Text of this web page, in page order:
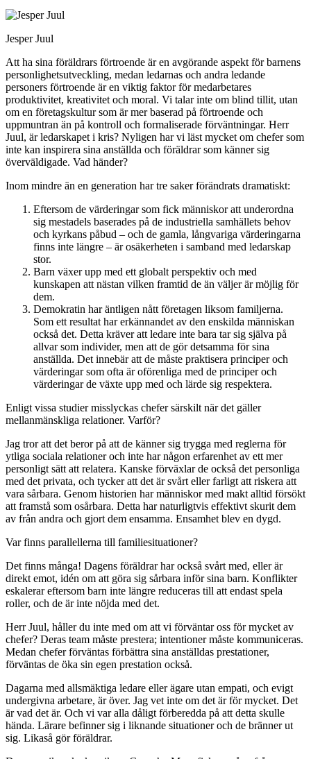
Jesper Juul
Att ha sina föräldrars förtroende är en avgörande aspekt för barnens
personlighetsutveckling, medan ledarnas och andra ledande
personers förtroende är en viktig faktor för medarbetares
produktivitet, kreativitet och moral. Vi talar inte om blind tillit, utan
om en företagskultur som är mer baserad på förtroende och
uppmuntran än på kontroll och formaliserade förväntningar. Herr
Juul, är ledarskapet i kris? Nyligen har vi läst mycket om chefer som
inte kan inspirera sina anställda och föräldrar som känner sig
överväldigade. Vad händer?
Inom mindre än en generation har tre saker förändrats dramatiskt:
Eftersom de värderingar som fick människor att underordna
sig mestadels baserades på de industriella samhällets behov
och kyrkans påbud – och de gamla, långvariga värderingarna
finns inte längre – är osäkerheten i samband med ledarskap
stor.
Barn växer upp med ett globalt perspektiv och med
kunskapen att nästan vilken framtid de än väljer är möjlig för
dem.
Demokratin har äntligen nått företagen liksom familjerna.
Som ett resultat har erkännandet av den enskilda människan
också det. Detta kräver att ledare inte bara tar sig själva på
allvar som individer, men att de gör detsamma för sina
anställda. Det innebär att de måste praktisera principer och
värderingar som ofta är oförenliga med de principer och
värderingar de växte upp med och lärde sig respektera.
Enligt vissa studier misslyckas chefer särskilt när det gäller
mellanmänskliga relationer. Varför?
Jag tror att det beror på att de känner sig trygga med reglerna för
ytliga sociala relationer och inte har någon erfarenhet av ett mer
personligt sätt att relatera. Kanske förväxlar de också det personliga
med det privata, och tycker att det är svårt eller farligt att riskera att
vara sårbara. Genom historien har människor med makt alltid försökt
att framstå som osårbara. Detta har naturligtvis effektivt skurit dem
av från andra och gjort dem ensamma. Ensamhet blev en dygd.
Var finns parallellerna till familiesituationer?
Det finns många! Dagens föräldrar har också svårt med, eller är
direkt emot, idén om att göra sig sårbara inför sina barn. Konflikter
eskalerar eftersom barn inte längre reduceras till att endast spela
roller, och de är inte nöjda med det.
Herr Juul, håller du inte med om att vi förväntar oss för mycket av
chefer? Deras team måste prestera; intentioner måste kommuniceras.
Medan chefer förväntas förbättra sina anställdas prestationer,
förväntas de öka sin egen prestation också.
Dagarna med allsmäktiga ledare eller ägare utan empati, och evigt
undergivna arbetare, är över. Jag vet inte om det är för mycket. Det
är vad det är. Och vi var alla dåligt förberedda på att detta skulle
hända. Lärare befinner sig i liknande situationer och de bränner ut
sig. Likaså gör föräldrar.